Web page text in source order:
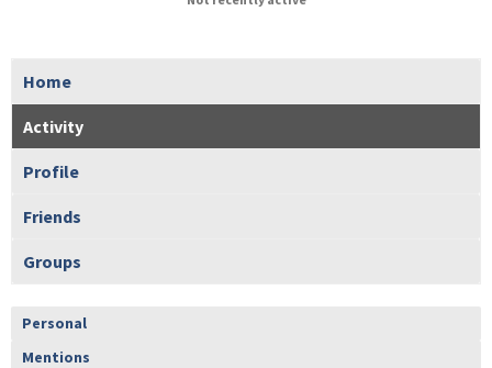
Home
Activity
Profile
Friends
Groups
Personal
Mentions